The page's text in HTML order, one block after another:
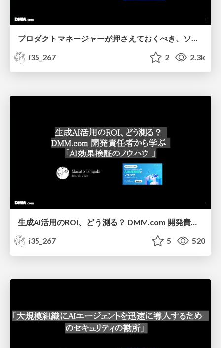
プロダクトマネージャーが押さえておくべき、ソフトウェア資産とAIエージェント投資効果 / pmconf2025
i35_267
2 2.3k
生成AI活用のROI、どう測る？ DMM.com 開発責任者から学ぶ「AI効果検証のノウハウ」 / ROI of AI
i35_267
5 520